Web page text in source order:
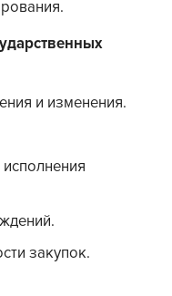
и изменения.
закупок.